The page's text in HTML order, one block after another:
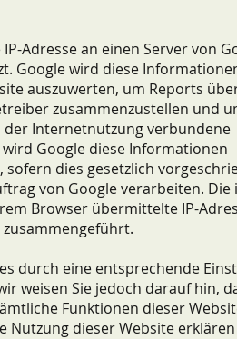
Adresse an einen Server von
Google wird diese
auszuwerten, um Reports
zusammenzustellen und
Internetnutzung verbundene
Google diese Informationen
dies gesetzlich
von Google verarbeiten. Die
Browser übermittelte IP-
durch eine entsprechende
weisen Sie jedoch darauf hin,
Funktionen dieser
dieser Website erklären